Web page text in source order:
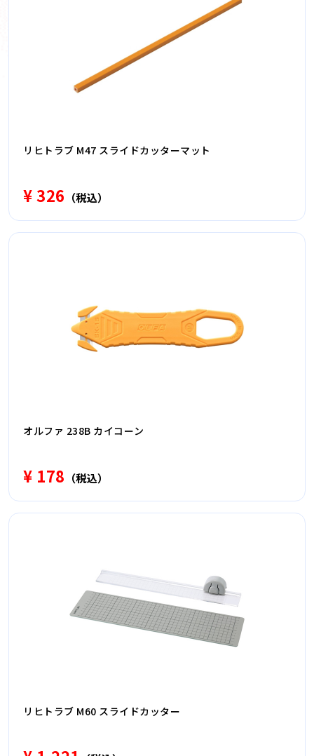
リヒトラブ M47 スライドカッターマット
¥ 326 （税込）
オルファ 238B カイコーン
¥ 178 （税込）
リヒトラブ M60 スライドカッター